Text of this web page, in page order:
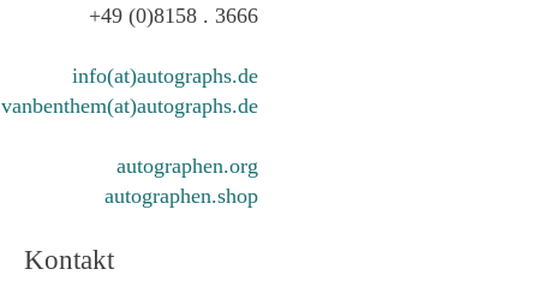
+49 (0)8158 . 3666
info(at)autographs.de
vanbenthem(at)autographs.de
autographen.org
autographen.shop
Kontakt